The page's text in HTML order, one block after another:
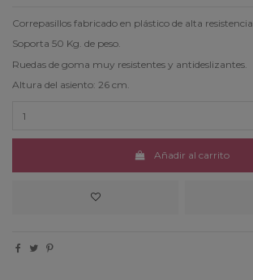
Correpasillos fabricado en plástico de alta resistencia.
Soporta 50 Kg. de peso.
Ruedas de goma muy resistentes y antideslizantes.
Altura del asiento: 26 cm.
Añadir al carrito